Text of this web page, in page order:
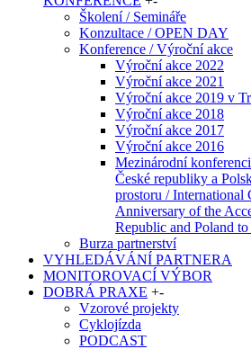
Školení / Semináře
Konzultace / OPEN DAY
Konference / Výroční akce
Výroční akce 2022
Výroční akce 2021
Výroční akce 2019 v
Výroční akce 2018
Výroční akce 2017
Výroční akce 2016
Mezinárodní
České republiky a
prostoru / International
Anniversary of the
Republic and Poland
Burza partnerství
VYHLEDÁVÁNÍ PARTNERA
MONITOROVACÍ VÝBOR
DOBRÁ PRAXE +-
Vzorové projekty
Cyklojízda
PODCAST